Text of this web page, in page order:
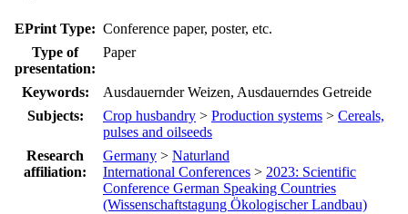
EPrint Type: Conference paper, poster, etc.
Type of
presentation:
Paper
Keywords:
Ausdauernder Weizen, Ausdauerndes Getreide
Subjects:
Crop husbandry > Production systems > Cereals,
pulses and oilseeds
Research
affiliation:
Germany > Naturland
International Conferences > 2023: Scientific
Conference German Speaking Countries
(Wissenschaftstagung Ökologischer Landbau)